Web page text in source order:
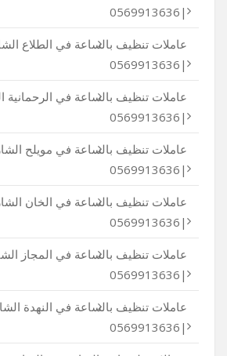
|0569913636
عاملات تنظيف بالساعة في الطلاع
|0569913636
عاملات تنظيف بالساعة في الرحمانية
|0569913636
عاملات تنظيف بالساعة في مويلح
|0569913636
عاملات تنظيف بالساعة في الخان
|0569913636
عاملات تنظيف بالساعة في المجاز
|0569913636
عاملات تنظيف بالساعة في النهدة
|0569913636